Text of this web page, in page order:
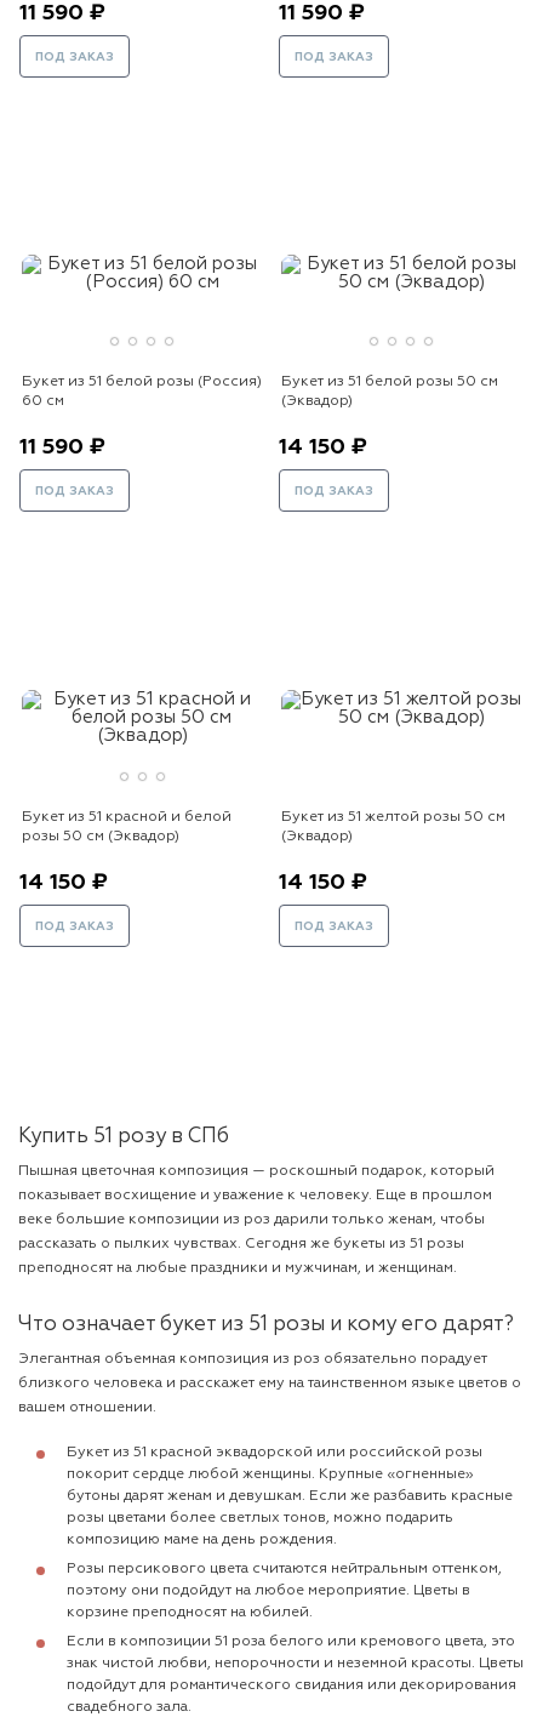
11 590 ₽
ПОД ЗАКАЗ
11 590 ₽
ПОД ЗАКАЗ
Букет из 51 белой розы (Россия)
60 см
11 590 ₽
ПОД ЗАКАЗ
Букет из 51 белой розы 50 см
(Эквадор)
14 150 ₽
ПОД ЗАКАЗ
Букет из 51 красной и белой
розы 50 см (Эквадор)
14 150 ₽
ПОД ЗАКАЗ
Букет из 51 желтой розы 50 см
(Эквадор)
14 150 ₽
ПОД ЗАКАЗ
Купить 51 розу в СПб
Пышная цветочная композиция — роскошный подарок, который
показывает восхищение и уважение к человеку. Еще в прошлом
веке большие композиции из роз дарили только женам, чтобы
рассказать о пылких чувствах. Сегодня же букеты из 51 розы
преподносят на любые праздники и мужчинам, и женщинам.
Что означает букет из 51 розы и кому его дарят?
Элегантная объемная композиция из роз обязательно порадует
близкого человека и расскажет ему на таинственном языке цветов о
вашем отношении.
Букет из 51 красной эквадорской или российской розы
покорит сердце любой женщины. Крупные «огненные»
бутоны дарят женам и девушкам. Если же разбавить красные
розы цветами более светлых тонов, можно подарить
композицию маме на день рождения.
Розы персикового цвета считаются нейтральным оттенком,
поэтому они подойдут на любое мероприятие. Цветы в
корзине преподносят на юбилей.
Если в композиции 51 роза белого или кремового цвета, это
знак чистой любви, непорочности и неземной красоты. Цветы
подойдут для романтического свидания или декорирования
свадебного зала.